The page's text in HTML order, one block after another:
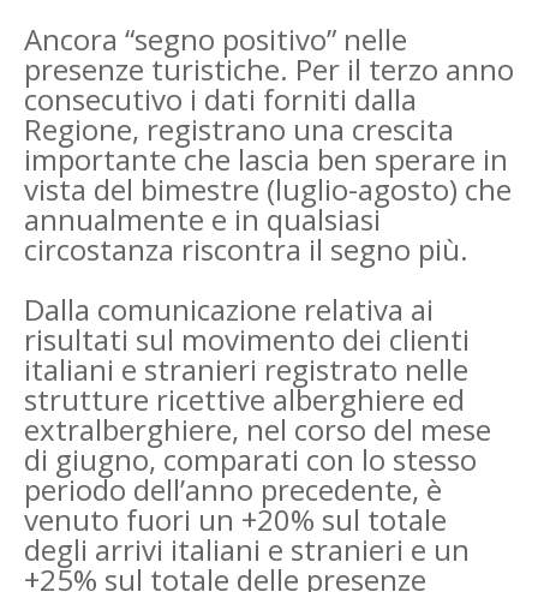
Ancora “segno positivo” nelle
presenze turistiche. Per il terzo anno
consecutivo i dati forniti dalla
Regione, registrano una crescita
importante che lascia ben sperare in
vista del bimestre (luglio-agosto) che
annualmente e in qualsiasi
circostanza riscontra il segno più.
Dalla comunicazione relativa ai
risultati sul movimento dei clienti
italiani e stranieri registrato nelle
strutture ricettive alberghiere ed
extralberghiere, nel corso del mese
di giugno, comparati con lo stesso
periodo dell’anno precedente, è
venuto fuori un +20% sul totale
degli arrivi italiani e stranieri e un
+25% sul totale delle presenze